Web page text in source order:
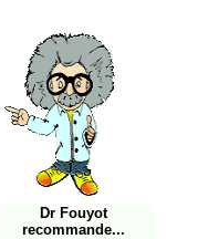
Dr Fouyot
recommande...